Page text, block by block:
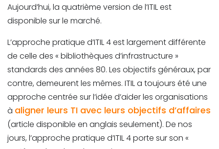
Aujourd’hui, la quatrième version de l’ITIL est
disponible sur le marché.
L’approche pratique d’ITIL 4 est largement différente
de celle des « bibliothèques d’infrastructure »
standards des années 80. Les objectifs généraux, par
contre, demeurent les mêmes. ITIL a toujours été une
approche centrée sur l’idée d’aider les organisations
à aligner leurs TI avec leurs objectifs d’affaires
(article disponible en anglais seulement). De nos
jours, l’approche pratique d’ITIL 4 porte sur son «